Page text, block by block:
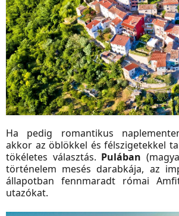
Ha pedig romantikus
akkor az öblökkel és félszigetekkel
tökéletes választás. Pulában
történelem mesés darabkája, az
állapotban fennmaradt római
utazókat.